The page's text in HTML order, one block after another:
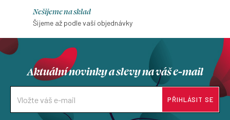
Nešijeme na sklad
Šijeme až podle vaší objednávky
Aktuální novinky a slevy na váš e-mail
PŘIHLÁSIT SE